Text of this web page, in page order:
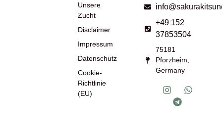
Unsere
Zucht
Disclaimer
Impressum
Datenschutz
Cookie-
Richtlinie
(EU)
+49 152
37853504
75181
Pforzheim,
Germany